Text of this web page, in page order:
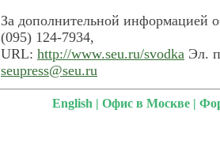
За дополнительной информацией
(095) 124-7934,
URL: http://www.seu.ru/svodka Эл.
seupress@seu.ru
English | Офис в Москве |